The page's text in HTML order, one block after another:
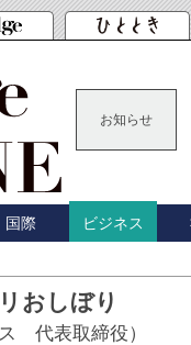
お知らせ
国際 ビジネス
おしぼり
代表取締役）